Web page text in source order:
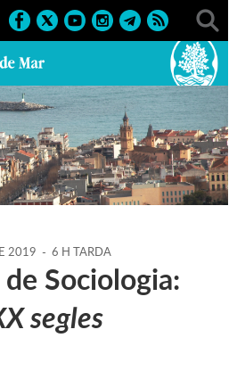
> Agenda > 22-10-2019
2019 - 6 H TARDA
Sociologia:
segles